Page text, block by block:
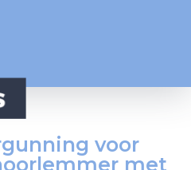
voor
met